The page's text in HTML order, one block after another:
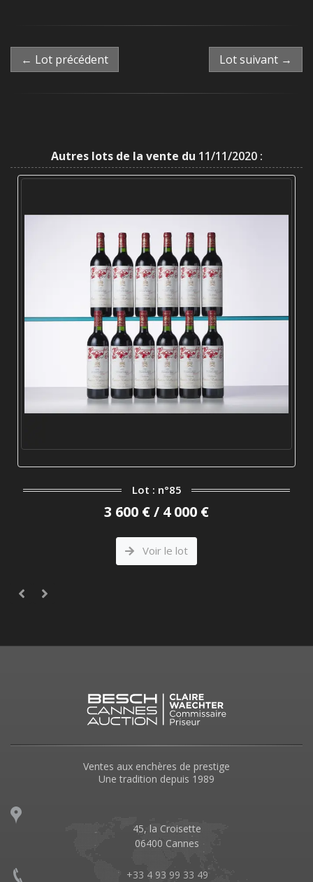
← Lot précédent Lot suivant →
Autres lots de la vente du 11/11/2020 :
Lot : n°85
3 600 € / 4 000 €
Voir le lot
Ventes aux enchères de prestige
Une tradition depuis 1989
45, la Croisette
06400 Cannes
+33 4 93 99 33 49